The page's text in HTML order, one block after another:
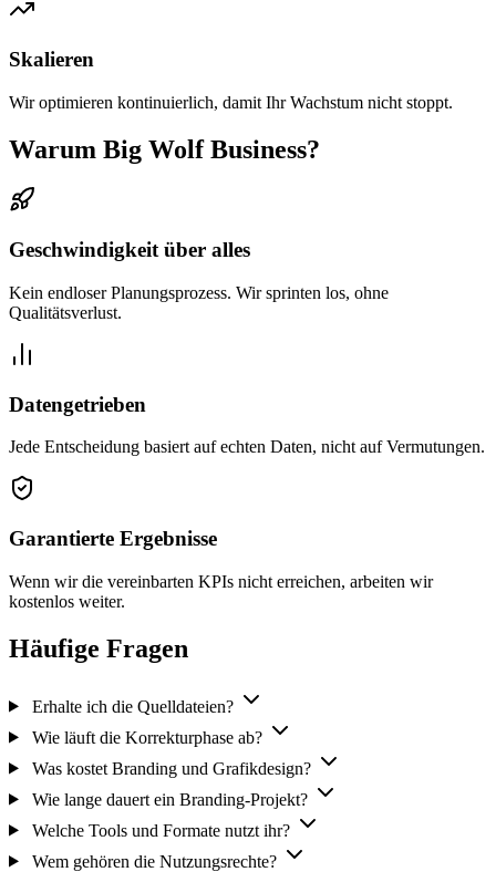
Skalieren
Wir optimieren kontinuierlich, damit Ihr Wachstum nicht stoppt.
Warum Big Wolf Business?
Geschwindigkeit über alles
Kein endloser Planungsprozess. Wir sprinten los, ohne
Qualitätsverlust.
Datengetrieben
Jede Entscheidung basiert auf echten Daten, nicht auf Vermutungen.
Garantierte Ergebnisse
Wenn wir die vereinbarten KPIs nicht erreichen, arbeiten wir
kostenlos weiter.
Häufige Fragen
Erhalte ich die Quelldateien?
Wie läuft die Korrekturphase ab?
Was kostet Branding und Grafikdesign?
Wie lange dauert ein Branding-Projekt?
Welche Tools und Formate nutzt ihr?
Wem gehören die Nutzungsrechte?